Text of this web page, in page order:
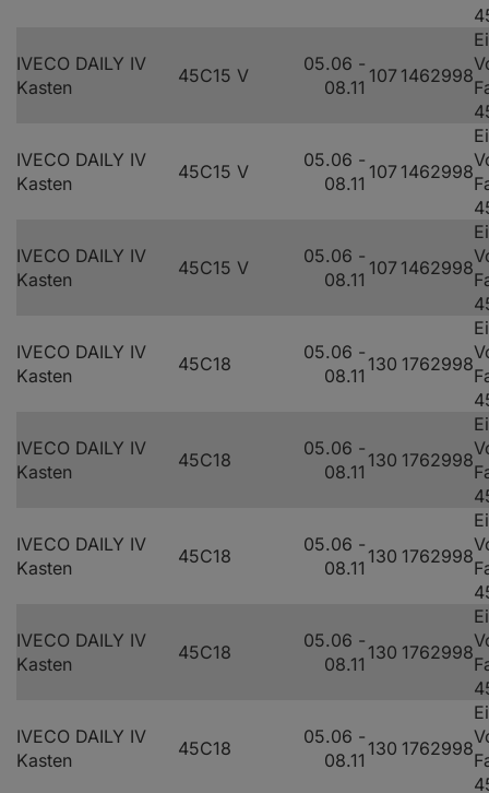
IVECO DAILY IV
Kasten
45C15 V
05.06 -
08.11
107 1462998
IVECO DAILY IV
Kasten
45C15 V
05.06 -
08.11
107 1462998
IVECO DAILY IV
Kasten
45C15 V
05.06 -
08.11
107 1462998
IVECO DAILY IV
Kasten
45C18
05.06 -
08.11
130 1762998
IVECO DAILY IV
Kasten
45C18
05.06 -
08.11
130 1762998
IVECO DAILY IV
Kasten
45C18
05.06 -
08.11
130 1762998
IVECO DAILY IV
Kasten
45C18
05.06 -
08.11
130 1762998
IVECO DAILY IV
Kasten
45C18
05.06 -
08.11
130 1762998